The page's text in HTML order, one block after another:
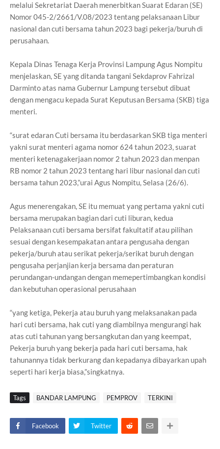
melalui Sekretariat Daerah menerbitkan Suarat Edaran (SE)
Nomor 045-2/2661/V.08/2023 tentang pelaksanaan Libur
nasional dan cuti bersama tahun 2023 bagi pekerja/buruh di
perusahaan.
Kepala Dinas Tenaga Kerja Provinsi Lampung Agus Nompitu
menjelaskan, SE yang ditanda tangani Sekdaprov Fahrizal
Darminto atas nama Gubernur Lampung tersebut dibuat
dengan mengacu kepada Surat Keputusan Bersama (SKB) tiga
menteri.
“surat edaran Cuti bersama itu berdasarkan SKB tiga menteri
yakni surat menteri agama nomor 624 tahun 2023, suarat
menteri ketenagakerjaan nomor 2 tahun 2023 dan menpan
RB nomor 2 tahun 2023 tentang hari libur nasional dan cuti
bersama tahun 2023,”urai Agus Nompitu, Selasa (26/6).
Agus menerengakan, SE itu memuat yang pertama yakni cuti
bersama merupakan bagian dari cuti liburan, kedua
Pelaksanaan cuti bersama bersifat fakultatif atau pilihan
sesuai dengan kesempakatan antara pengusaha dengan
pekerja/buruh atau serikat pekerja/serikat buruh dengan
pengusaha perjanjian kerja bersama dan peraturan
perundangan-undangan dengan memepertimbangkan kondisi
dan kebutuhan operasional perusahaan
“yang ketiga, Pekerja atau buruh yang melaksanakan pada
hari cuti bersama, hak cuti yang diambilnya mengurangi hak
atas cuti tahunan yang bersangkutan dan yang keempat,
Pekerja buruh yang bekerja pada hari cuti bersama, hak
tahunannya tidak berkurang dan kepadanya dibayarkan upah
seperti hari kerja biasa,”singkatnya.
Tags BANDAR LAMPUNG PEMPROV TERKINI
Facebook Twitter